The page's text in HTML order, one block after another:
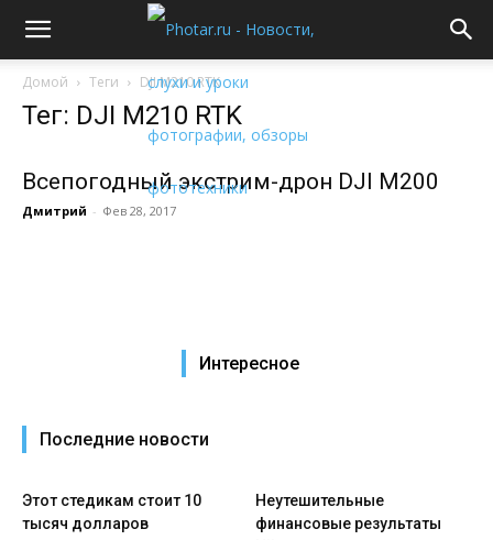
Домой Теги DJI M210 RTK
Тег: DJI M210 RTK
Всепогодный экстрим-дрон DJI M200
Дмитрий - Фев 28, 2017
Интересное
Последние новости
Этот стедикам стоит 10
тысяч долларов
Неутешительные
финансовые результаты